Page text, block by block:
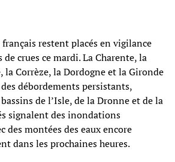
restent placés en vigilance
crues ce mardi. La Charente, la
Corrèze, la Dordogne et la Gironde
débordements persistants,
de l’Isle, de la Dronne et de la
signalent des inondations
des montées des eaux encore
dans les prochaines heures.